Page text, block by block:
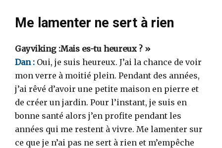
Me lamenter ne sert à rien
Gayviking :Mais es-tu heureux ? »
Dan : Oui, je suis heureux. J’ai la chance de voir
mon verre à moitié plein. Pendant des années,
j’ai rêvé d’avoir une petite maison en pierre et
de créer un jardin. Pour l’instant, je suis en
bonne santé alors j’en profite pendant les
années qui me restent à vivre. Me lamenter sur
ce que je n’ai pas ne sert à rien et m’empêche